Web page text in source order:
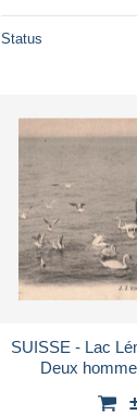
Status
SUISSE - Lac
Deux